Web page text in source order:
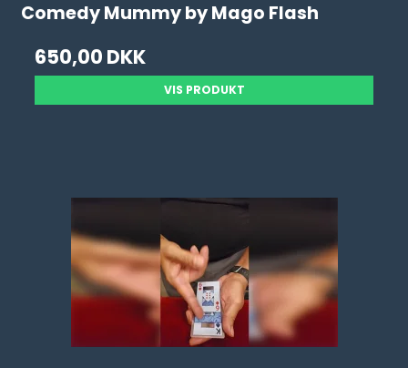
Comedy Mummy by Mago Flash
650,00 DKK
VIS PRODUKT